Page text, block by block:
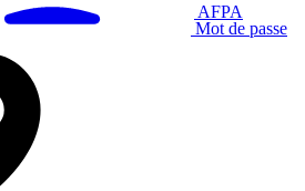
Mot de passe
AFPA